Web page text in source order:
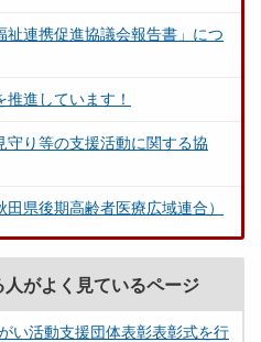
祉連携促進協議会報告書」につ
推進しています！
守り等の支援活動に関する協
県後期高齢者医療広域連合）
がよく見ているページ
い活動支援団体表彰表彰式を行